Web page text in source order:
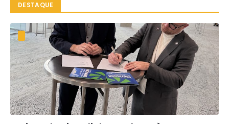
DESTAQUE